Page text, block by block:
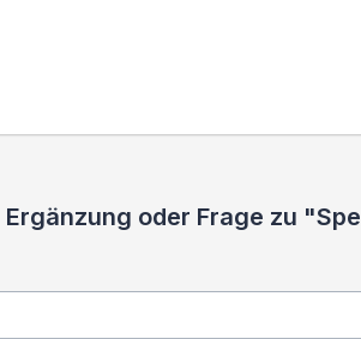
oder Frage zu